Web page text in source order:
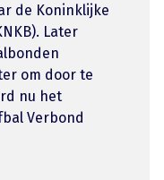
de Koninklijke
Later
om door te
nu het
Verbond